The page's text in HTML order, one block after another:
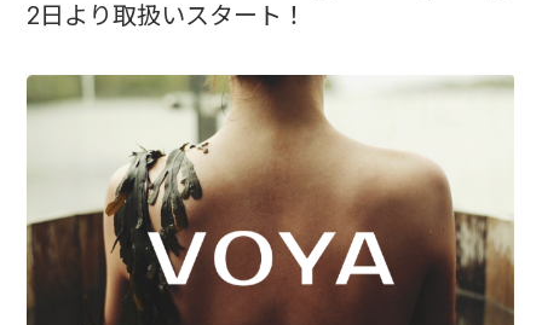
2日より取扱いスタート！